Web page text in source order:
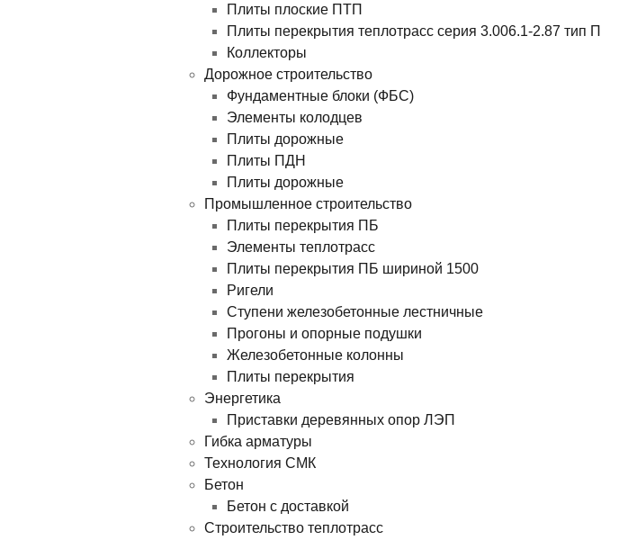
Плиты плоские ПТП
Плиты перекрытия теплотрасс серия 3.006.1-2.87 тип П
Коллекторы
Дорожное строительство
Фундаментные блоки (ФБС)
Элементы колодцев
Плиты дорожные
Плиты ПДН
Плиты дорожные
Промышленное строительство
Плиты перекрытия ПБ
Элементы теплотрасс
Плиты перекрытия ПБ шириной 1500
Ригели
Ступени железобетонные лестничные
Прогоны и опорные подушки
Железобетонные колонны
Плиты перекрытия
Энергетика
Приставки деревянных опор ЛЭП
Гибка арматуры
Технология СМК
Бетон
Бетон с доставкой
Строительство теплотрасс